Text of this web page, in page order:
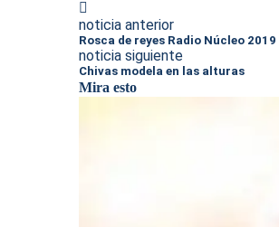
noticia anterior
Rosca de reyes Radio Núcleo 2019
noticia siguiente
Chivas modela en las alturas
Mira esto